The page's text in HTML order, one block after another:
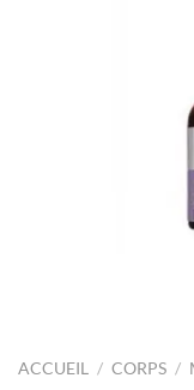
ACCUEIL / CORPS /